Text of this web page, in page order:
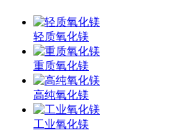
轻质氧化镁
重质氧化镁
高纯氧化镁
工业氧化镁